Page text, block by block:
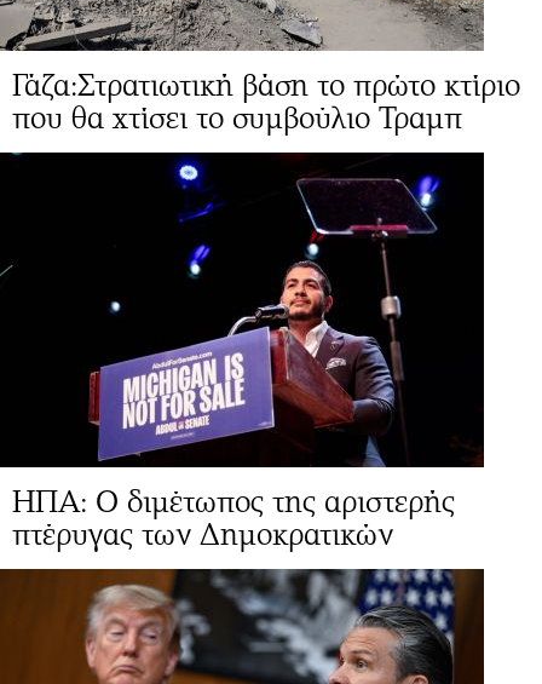
Γάζα:Στρατιωτική βάση το πρώτο κτίριο
που θα χτίσει το συμβούλιο Τραμπ
ΗΠΑ: Ο διμέτωπος της αριστερής
πτέρυγας των Δημοκρατικών